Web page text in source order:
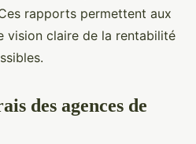
rapports permettent aux
vision claire de la rentabilité
des agences de